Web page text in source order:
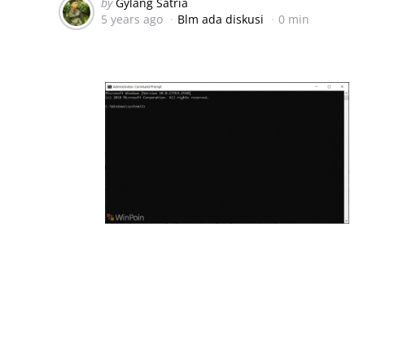
by
5 years ago
Blm ada diskusi 0 min